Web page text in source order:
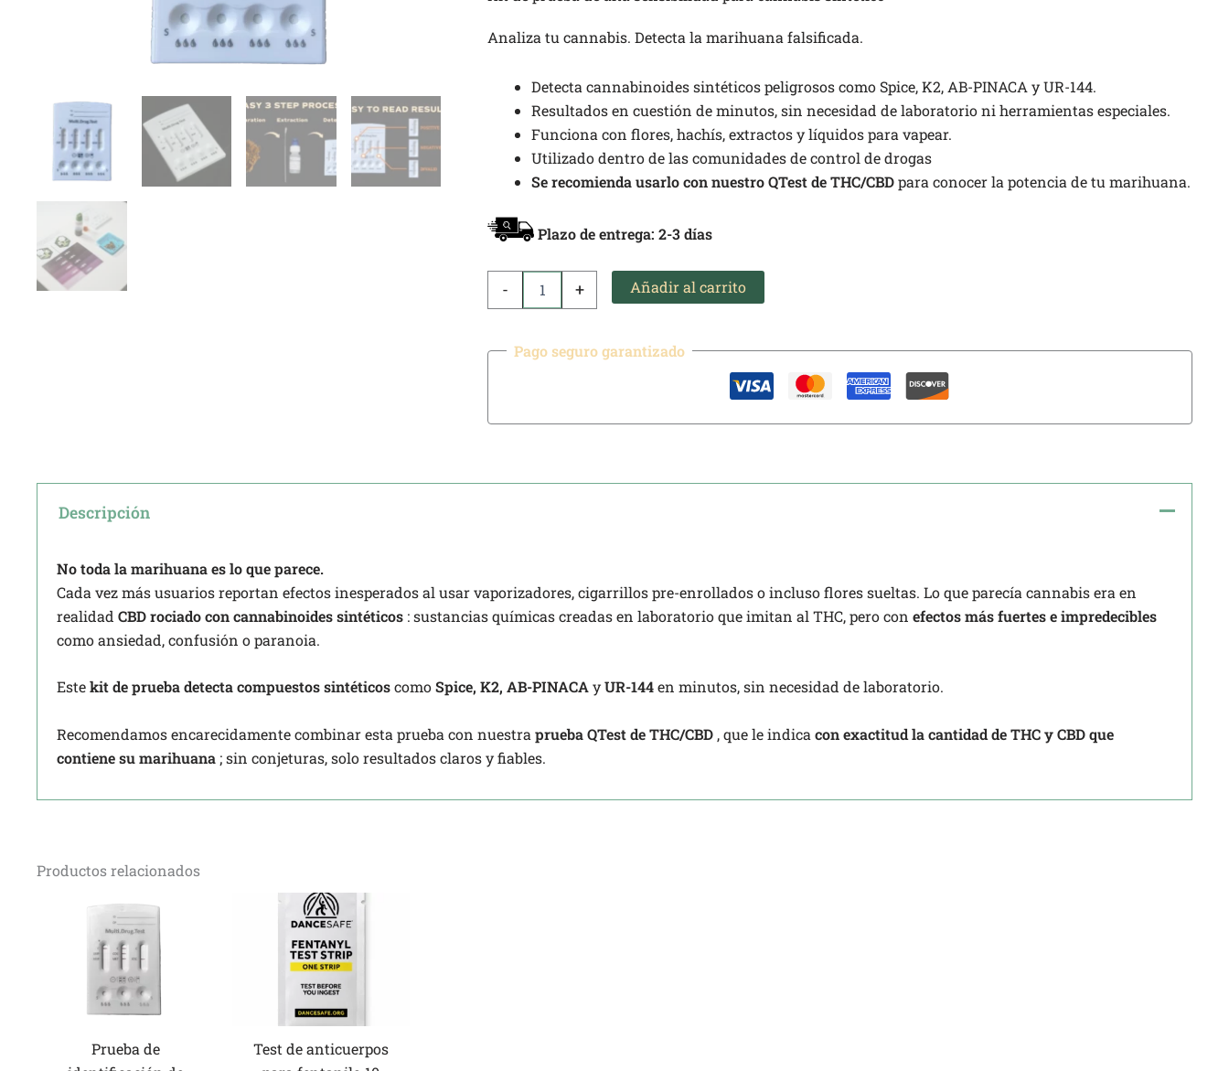
Analiza tu cannabis. Detecta la marihuana falsificada.
Detecta cannabinoides sintéticos peligrosos como Spice, K2, AB-PINACA y UR-144.
Resultados en cuestión de minutos, sin necesidad de laboratorio ni herramientas especiales.
Funciona con flores, hachís, extractos y líquidos para vapear.
Utilizado dentro de las comunidades de control de drogas
Se recomienda usarlo con nuestro QTest de THC/CBDpara conocer la potencia de tu marihuana.
Plazo de entrega: 2-3 días
- + Añadir al carrito
Pago seguro garantizado
Descripción
No toda la marihuana es lo que parece.
Cada vez más usuarios reportan efectos inesperados al usar vaporizadores, cigarrillos pre-enrollados o incluso flores sueltas. Lo que parecía cannabis era en
realidad CBD rociado con cannabinoides sintéticos: sustancias químicas creadas en laboratorio que imitan al THC, pero con efectos más fuertes e impredecibles
como ansiedad, confusión o paranoia.
Estekit de prueba detecta compuestos sintéticoscomoSpice, K2, AB-PINACAyUR-144en minutos, sin necesidad de laboratorio.
Recomendamos encarecidamente combinar esta prueba con nuestra prueba QTest de THC/CBD, que le indica con exactitud la cantidad de THC y CBD que
contiene su marihuana; sin conjeturas, solo resultados claros y fiables.
Productos relacionados
Prueba de
Test de anticuerpos